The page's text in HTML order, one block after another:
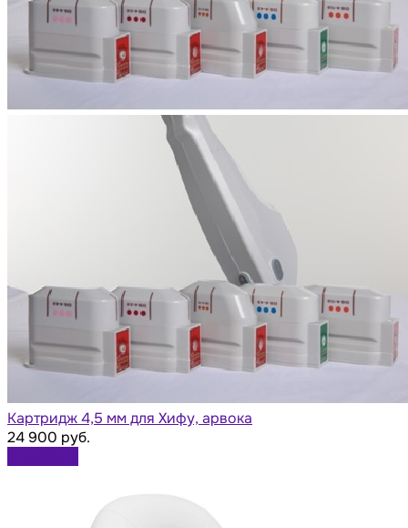
Картридж 4,5 мм для Хифу, арвока
24 900 руб.